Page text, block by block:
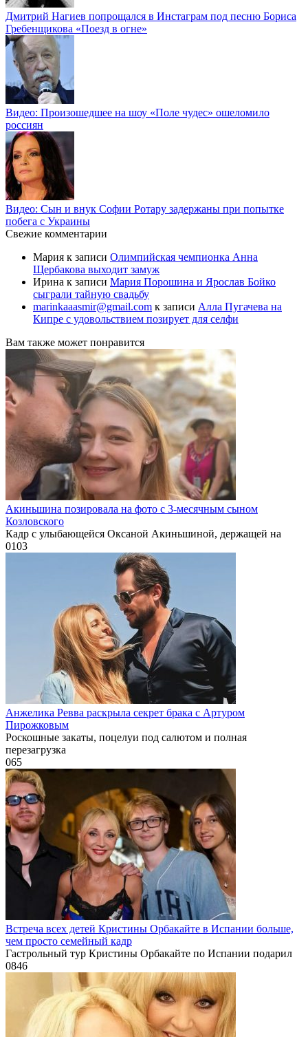
Дмитрий Нагиев попрощался в Инстаграм под песню Бориса
Гребенщикова «Поезд в огне»
Видео: Произошедшее на шоу «Поле чудес» ошеломило
россиян
Видео: Сын и внук Софии Ротару задержаны при попытке
побега с Украины
Свежие комментарии
Мария к записи Олимпийская чемпионка Анна
Щербакова выходит замуж
Ирина к записи Мария Порошина и Ярослав Бойко
сыграли тайную свадьбу
marinkaaasmir@gmail.com к записи Алла Пугачева на
Кипре с удовольствием позирует для селфи
Вам также может понравится
Акиньшина позировала на фото с 3-месячным сыном
Козловского
Кадр с улыбающейся Оксаной Акиньшиной, держащей на
0103
Анжелика Ревва раскрыла секрет брака с Артуром
Пирожковым
Роскошные закаты, поцелуи под салютом и полная
перезагрузка
065
Встреча всех детей Кристины Орбакайте в Испании больше,
чем просто семейный кадр
Гастрольный тур Кристины Орбакайте по Испании подарил
0846